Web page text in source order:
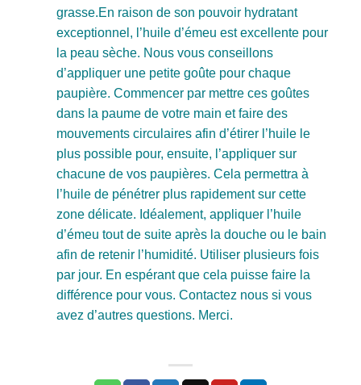
grasse.En raison de son pouvoir hydratant
exceptionnel, l’huile d’émeu est excellente pour
la peau sèche. Nous vous conseillons
d’appliquer une petite goûte pour chaque
paupière. Commencer par mettre ces goûtes
dans la paume de votre main et faire des
mouvements circulaires afin d’étirer l’huile le
plus possible pour, ensuite, l’appliquer sur
chacune de vos paupières. Cela permettra à
l’huile de pénétrer plus rapidement sur cette
zone délicate. Idéalement, appliquer l’huile
d’émeu tout de suite après la douche ou le bain
afin de retenir l’humidité. Utiliser plusieurs fois
par jour. En espérant que cela puisse faire la
différence pour vous. Contactez nous si vous
avez d’autres questions. Merci.